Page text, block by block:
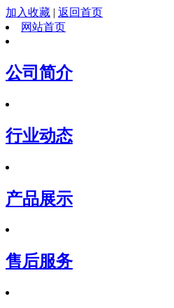
加入收藏 | 返回首页
网站首页
公司简介
行业动态
产品展示
售后服务